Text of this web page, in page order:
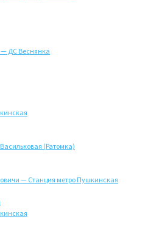
ДС Веснянка
(Ратомка)
— Станция метро Пушкинская